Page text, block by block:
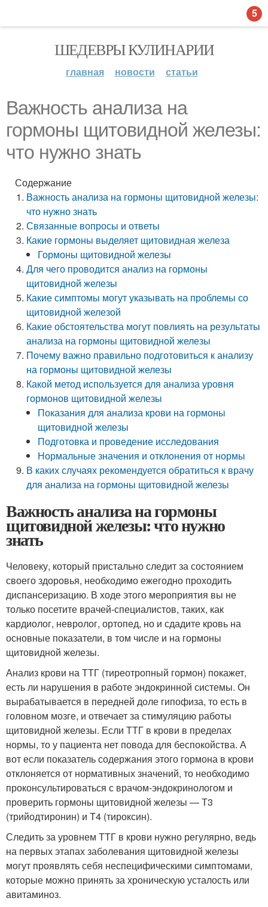
ШЕДЕВРЫ КУЛИНАРИИ
главная новости статьи
Важность анализа на
гормоны щитовидной железы:
что нужно знать
Содержание
Важность анализа на гормоны щитовидной железы:
что нужно знать
Связанные вопросы и ответы
Какие гормоны выделяет щитовидная железа
Гормоны щитовидной железы
Для чего проводится анализ на гормоны
щитовидной железы
Какие симптомы могут указывать на проблемы со
щитовидной железой
Какие обстоятельства могут повлиять на результаты
анализа на гормоны щитовидной железы
Почему важно правильно подготовиться к анализу
на гормоны щитовидной железы
Какой метод используется для анализа уровня
гормонов щитовидной железы
Показания для анализа крови на гормоны
щитовидной железы
Подготовка и проведение исследования
Нормальные значения и отклонения от нормы
В каких случаях рекомендуется обратиться к врачу
для анализа на гормоны щитовидной железы
Важность анализа на гормоны
щитовидной железы: что нужно
знать
Человеку, который пристально следит за состоянием
своего здоровья, необходимо ежегодно проходить
диспансеризацию. В ходе этого мероприятия вы не
только посетите врачей-специалистов, таких, как
кардиолог, невролог, ортопед, но и сдадите кровь на
основные показатели, в том числе и на гормоны
щитовидной железы.
Анализ крови на ТТГ (тиреотропный гормон) покажет,
есть ли нарушения в работе эндокринной системы. Он
вырабатывается в передней доле гипофиза, то есть в
головном мозге, и отвечает за стимуляцию работы
щитовидной железы. Если ТТГ в крови в пределах
нормы, то у пациента нет повода для беспокойства. А
вот если показатель содержания этого гормона в крови
отклоняется от нормативных значений, то необходимо
проконсультироваться с врачом-эндокринологом и
проверить гормоны щитовидной железы — Т3
(трийодтиронин) и Т4 (тироксин).
Следить за уровнем ТТГ в крови нужно регулярно, ведь
на первых этапах заболевания щитовидной железы
могут проявлять себя неспецифическими симптомами,
которые можно принять за хроническую усталость или
авитаминоз.
5